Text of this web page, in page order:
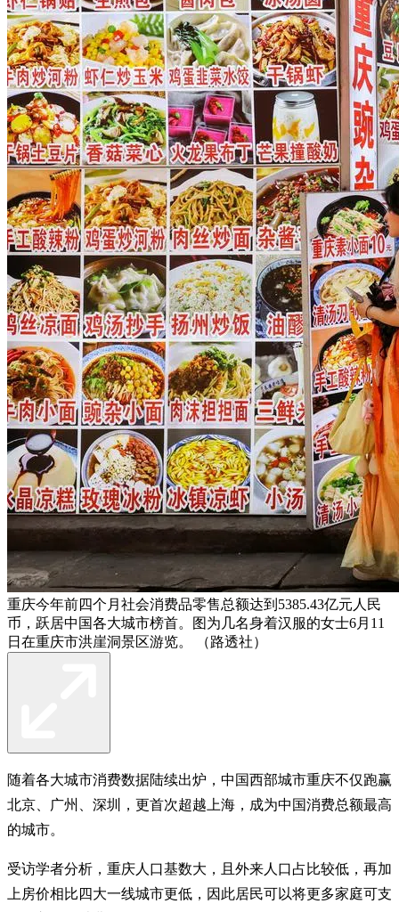
重庆今年前四个月社会消费品零售总额达到5385.43亿元人民
币，跃居中国各大城市榜首。图为几名身着汉服的女士6月11
日在重庆市洪崖洞景区游览。 （路透社）
随着各大城市消费数据陆续出炉，中国西部城市重庆不仅跑赢
北京、广州、深圳，更首次超越上海，成为中国消费总额最高
的城市。
受访学者分析，重庆人口基数大，且外来人口占比较低，再加
上房价相比四大一线城市更低，因此居民可以将更多家庭可支